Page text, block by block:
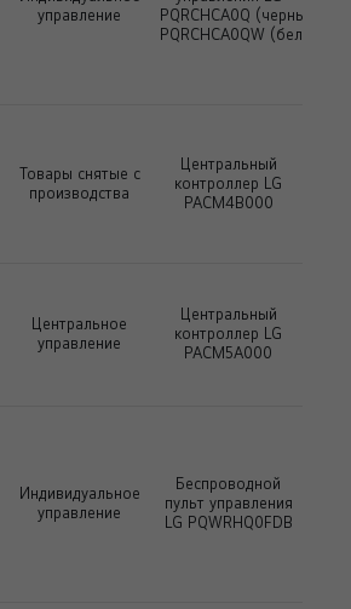
управление
PQRCHCA0Q (черный)
PQRCHCA0QW (белый)
Товары снятые с
производства
Центральный
контроллер LG
PACM4B000
Центральное
управление
Центральный
контроллер LG
PACM5A000
Индивидуальное
управление
Беспроводной
пульт управления
LG PQWRHQ0FDB